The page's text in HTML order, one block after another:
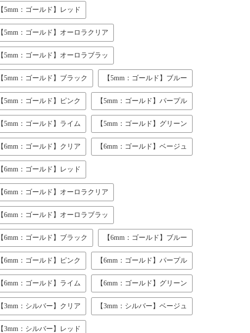
【5mm：ゴールド】レッド
【5mm：ゴールド】オーロラクリア
【5mm：ゴールド】オーロラブラッ
【5mm：ゴールド】ブラック 【5mm：ゴールド】ブルー
【5mm：ゴールド】ピンク 【5mm：ゴールド】パープル
【5mm：ゴールド】ライム 【5mm：ゴールド】グリーン
【6mm：ゴールド】クリア 【6mm：ゴールド】ベージュ
【6mm：ゴールド】レッド
【6mm：ゴールド】オーロラクリア
【6mm：ゴールド】オーロラブラッ
【6mm：ゴールド】ブラック 【6mm：ゴールド】ブルー
【6mm：ゴールド】ピンク 【6mm：ゴールド】パープル
【6mm：ゴールド】ライム 【6mm：ゴールド】グリーン
【3mm：シルバー】クリア 【3mm：シルバー】ベージュ
【3mm：シルバー】レッド